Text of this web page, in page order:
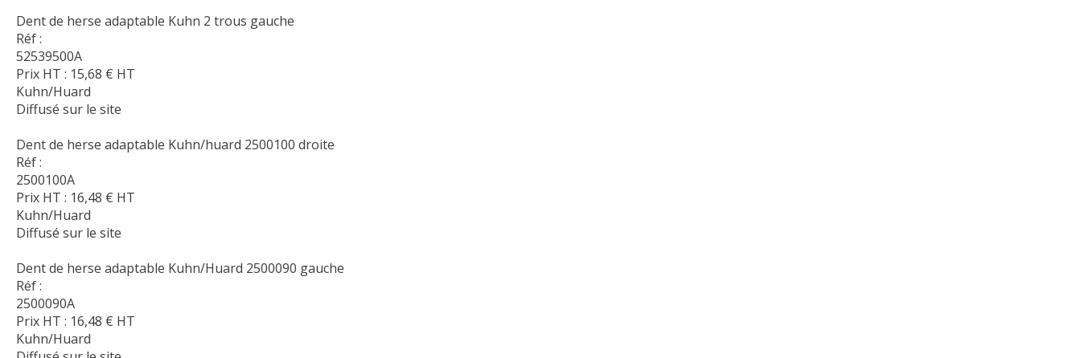
Dent de herse adaptable Kuhn 2 trous gauche
Réf :
52539500A
Prix HT : 15,68 € HT
Kuhn/Huard
Diffusé sur le site
Dent de herse adaptable Kuhn/huard 2500100 droite
Réf :
2500100A
Prix HT : 16,48 € HT
Kuhn/Huard
Diffusé sur le site
Dent de herse adaptable Kuhn/Huard 2500090 gauche
Réf :
2500090A
Prix HT : 16,48 € HT
Kuhn/Huard